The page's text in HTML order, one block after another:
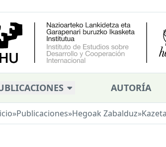
AUTORÍA
»Publicaciones»Hegoak Zabalduz»